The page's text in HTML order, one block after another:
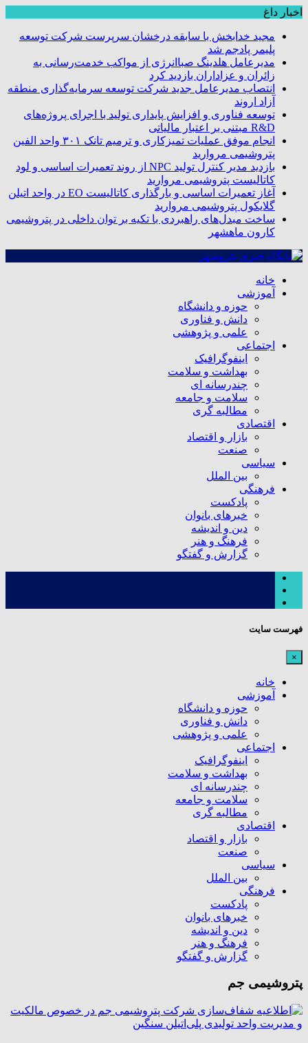
اخبار داغ
مجید خدابخش با سابقه درخشان سرپرست شرکت توسعه
پلیمر پادجم شد
مدیرعامل هلدینگ صباانرژی از مواکب خدمت‌رسانی به
زائران و عزاداران بازدید کرد
انتصاب مدیرعامل جدید شرکت توسعه سرمایه‌گذاری منطقه
آزاد اروند
توسعه فناوری و افزایش پایداری تولید با اجرای پروژه‌های
R&D مبتنی بر اعتبار مالیاتی
انجام موفق عملیات تمیزکاری و ترمیم تانک ۳۰۱ واحد الفین
پتروشیمی مروارید
بازدید مدیر کنترل تولید NPC از روند تعمیرات اساسی و لود
کاتالیست پتروشیمی مروارید
آغاز تعمیرات اساسی و بارگذاری کاتالیست EO در واحد اتیلن
گلایکول پتروشیمی مروارید
ساخت مبدل‌های راهبردی با تکیه بر توان داخلی در پتروشیمی
کارون ماهشهر
خانه
آموزشی
حوزه و دانشگاه
دانش و فناوری
علمی و پژوهشی
اجتماعی
اینفوگرافیک
بهداشت و سلامت
چندرسانه ای
سلامت و جامعه
مطالبه گری
اقتصادی
بازار و اقتصاد
صنعت
سیاسی
بین الملل
فرهنگی
پادکست
خبرهای بانوان
دین و اندیشه
فرهنگ و هنر
گزارش و گفتگو
فهرست سایت
×
خانه
آموزشی
حوزه و دانشگاه
دانش و فناوری
علمی و پژوهشی
اجتماعی
اینفوگرافیک
بهداشت و سلامت
چندرسانه ای
سلامت و جامعه
مطالبه گری
اقتصادی
بازار و اقتصاد
صنعت
سیاسی
بین الملل
فرهنگی
پادکست
خبرهای بانوان
دین و اندیشه
فرهنگ و هنر
گزارش و گفتگو
پتروشیمی جم